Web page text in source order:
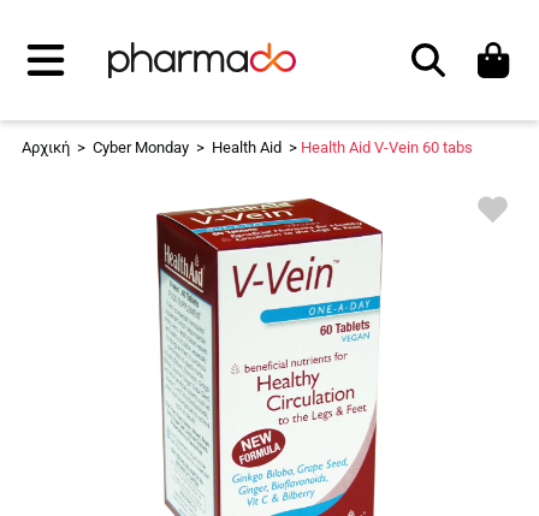
Αναζήτηση
Αρχική > Cyber Monday > Health Aid > Health Aid V-Vein 60 tabs